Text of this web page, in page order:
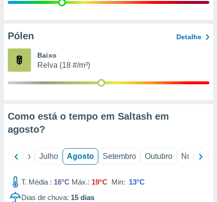
e
de
Pólen Detalhe
Baixo
Relva (18 #/m³)
Como está o tempo em Saltash em
agosto?
Junho Julho Agosto Setembro Outubro Novembro
T. Média : 16°C Máx.: 19°C Min: 13°C
Dias de chuva: 15 dias